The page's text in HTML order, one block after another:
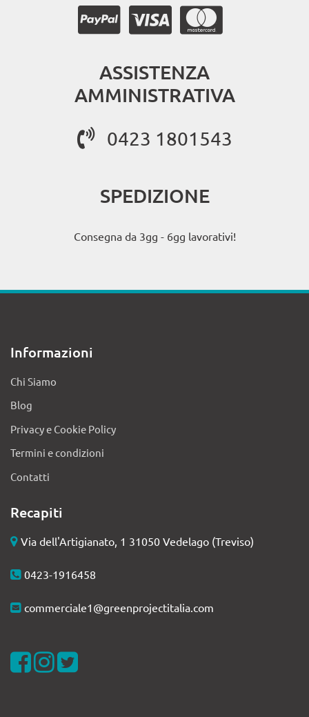
ASSISTENZA
AMMINISTRATIVA
0423 1801543
SPEDIZIONE
Consegna da 3gg - 6gg lavorativi!
Informazioni
Chi Siamo
Blog
Privacy e Cookie Policy
Termini e condizioni
Contatti
Recapiti
Via dell'Artigianato, 1 31050 Vedelago (Treviso)
0423-1916458
commerciale1@greenprojectitalia.com
Visualizza la nostra pagina Facebook
Visualizza il nostro profilo Instagram
Visualizza il nostro profilo Twitter